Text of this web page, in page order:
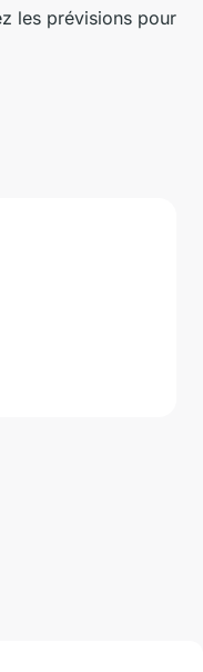
les prévisions pour